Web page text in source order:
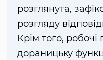
розглянута,
розгляду
Крім того,
дораницьку